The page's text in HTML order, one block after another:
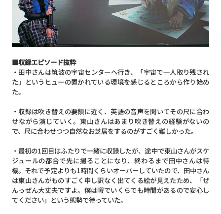
■収録エピソード抜粋
・田中さんは筑波の宇宙センターへ行き、「宇宙で一人取り残され
た」というヒューの置かれている環境を感じるところから作り始め
た。
・収録は吹き替えの要領に近く、英語の音声を聞いてその尺に合わ
せながら演じていく。東山さんはあまり吹き替えの経験がないの
で、尺に合わせつつ自然なお芝居をするのがすごく難しかった。
・最初の1回目はふたりで一緒に収録したが、途中で東山さんがスケ
ジュールの都合で先に撮ることになり、終わるまで田中さんは待
機。それで予定よりも1時間くらいオーバーしていたので、田中さん
は東山さんがものすごく申し訳なく出てくる絵が見えたため、「ぜ
んっぜん大丈夫ですよ。僕は暇でいくらでも時間があるので安心し
てください」という態勢で待っていた。